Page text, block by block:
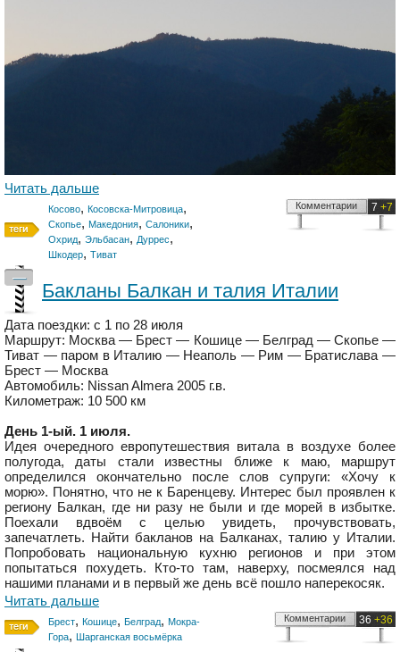
Читать дальше
Косово, Косовска-Митровица,
Скопье, Македония, Салоники,
Охрид, Эльбасан, Дуррес,
Шкодер, Тиват
7 +7
Комментарии
—
Бакланы Балкан и талия Италии
Дата поездки: с 1 по 28 июля
Маршрут: Москва — Брест — Кошице — Белград — Скопье —
Тиват — паром в Италию — Неаполь — Рим — Братислава —
Брест — Москва
Автомобиль: Nissan Almera 2005 г.в.
Километраж: 10 500 км
День 1-ый. 1 июля.
Идея очередного европутешествия витала в воздухе более
полугода, даты стали известны ближе к маю, маршрут
определился окончательно после слов супруги: «Хочу к
морю». Понятно, что не к Баренцеву. Интерес был проявлен к
региону Балкан, где ни разу не были и где морей в избытке.
Поехали вдвоём с целью увидеть, прочувствовать,
запечатлеть. Найти бакланов на Балканах, талию у Италии.
Попробовать национальную кухню регионов и при этом
попытаться похудеть. Кто-то там, наверху, посмеялся над
нашими планами и в первый же день всё пошло наперекосяк.
Читать дальше
Брест, Кошице, Белград, Мокра-
Гора, Шарганская восьмёрка
36 +36
Комментарии